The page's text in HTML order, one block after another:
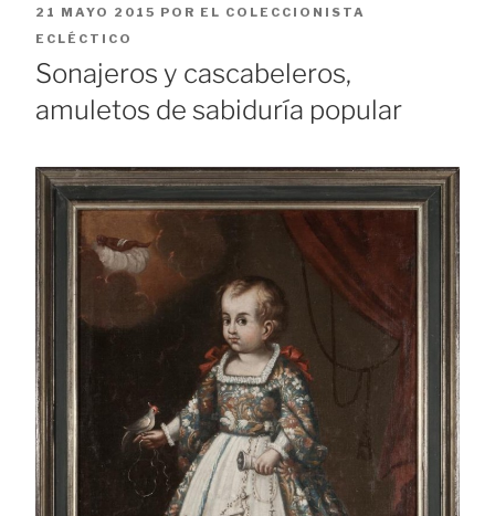
PUBLICADO
EL
21 MAYO 2015 POR EL COLECCIONISTA
ECLÉCTICO
Sonajeros y cascabeleros,
amuletos de sabiduría popular